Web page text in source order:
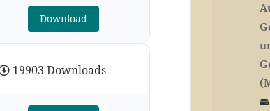
Download
19903 Downloads